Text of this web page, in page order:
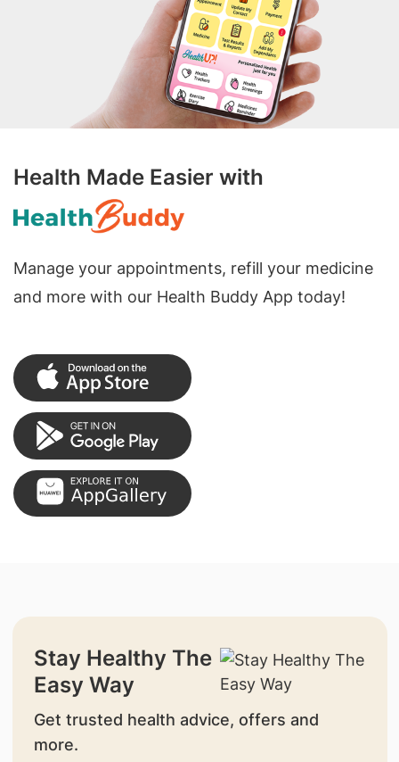
Health Made Easier with
Manage your appointments, refill your medicine
and more with our Health Buddy App today!
Stay Healthy The
Easy Way
Get trusted health advice, offers and
more.